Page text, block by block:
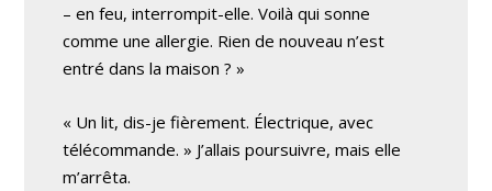
– en feu, interrompit-elle. Voilà qui sonne
comme une allergie. Rien de nouveau n’est
entré dans la maison ? »
« Un lit, dis-je fièrement. Électrique, avec
télécommande. » J’allais poursuivre, mais elle
m’arrêta.